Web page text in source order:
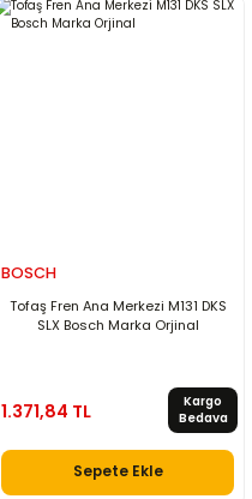
BOSCH
Tofaş Fren Ana Merkezi M131 DKS
SLX Bosch Marka Orjinal
1.371,84 TL
Kargo
Bedava
Sepete Ekle